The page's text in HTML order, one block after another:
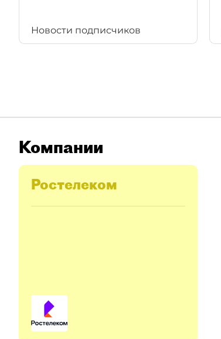
Новости подписчиков
Компании
Ростелеком